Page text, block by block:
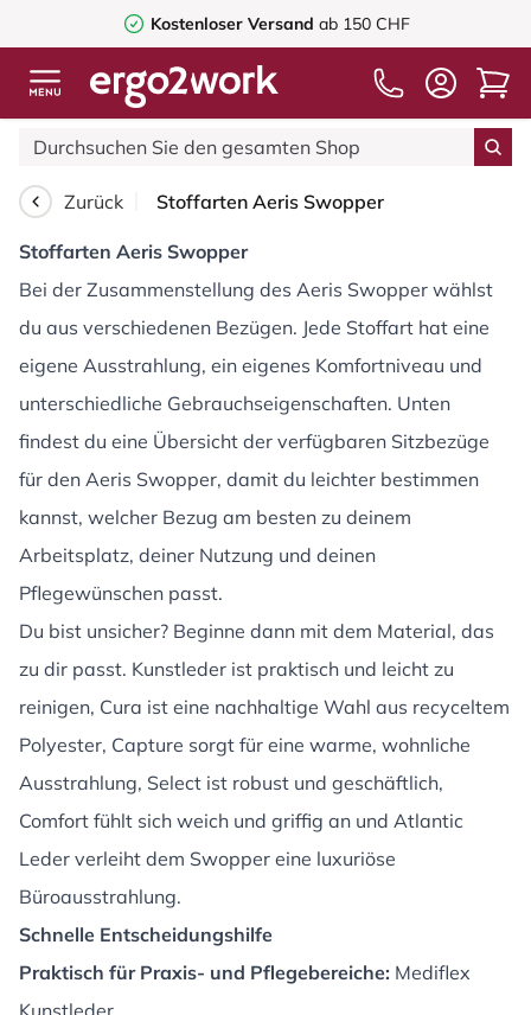
Kostenloser Versand ab 150 CHF
Zurück Stoffarten Aeris Swopper
Stoffarten Aeris Swopper
Bei der Zusammenstellung des Aeris Swopper wählst
du aus verschiedenen Bezügen. Jede Stoffart hat eine
eigene Ausstrahlung, ein eigenes Komfortniveau und
unterschiedliche Gebrauchseigenschaften. Unten
findest du eine Übersicht der verfügbaren Sitzbezüge
für den Aeris Swopper, damit du leichter bestimmen
kannst, welcher Bezug am besten zu deinem
Arbeitsplatz, deiner Nutzung und deinen
Pflegewünschen passt.
Du bist unsicher? Beginne dann mit dem Material, das
zu dir passt. Kunstleder ist praktisch und leicht zu
reinigen, Cura ist eine nachhaltige Wahl aus recyceltem
Polyester, Capture sorgt für eine warme, wohnliche
Ausstrahlung, Select ist robust und geschäftlich,
Comfort fühlt sich weich und griffig an und Atlantic
Leder verleiht dem Swopper eine luxuriöse
Büroausstrahlung.
Schnelle Entscheidungshilfe
Praktisch für Praxis- und Pflegebereiche: Mediflex
Kunstleder